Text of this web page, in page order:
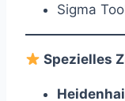
Sigma
Spezielles